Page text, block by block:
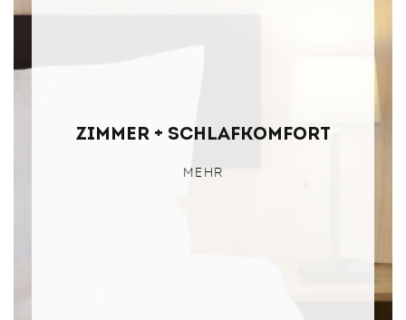
Zimmer + Schlafkomfort
MEHR